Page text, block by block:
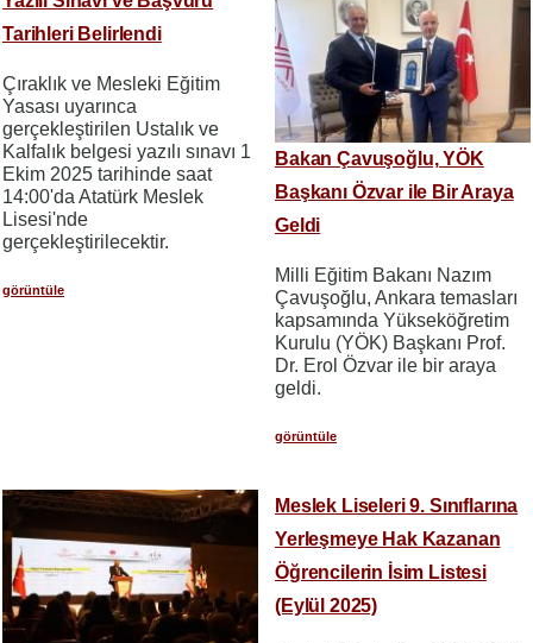
Tarihleri Belirlendi
Çıraklık ve Mesleki Eğitim
Yasası uyarınca
gerçekleştirilen Ustalık ve
Kalfalık belgesi yazılı sınavı 1
Ekim 2025 tarihinde saat
14:00'da Atatürk Meslek
Lisesi'nde
gerçekleştirilecektir.
görüntüle
Bakan Çavuşoğlu, YÖK
Başkanı Özvar ile Bir Araya
Geldi
Milli Eğitim Bakanı Nazım
Çavuşoğlu, Ankara temasları
kapsamında Yükseköğretim
Kurulu (YÖK) Başkanı Prof.
Dr. Erol Özvar ile bir araya
geldi.
görüntüle
Meslek Liseleri 9. Sınıflarına
Yerleşmeye Hak Kazanan
Öğrencilerin İsim Listesi
(Eylül 2025)